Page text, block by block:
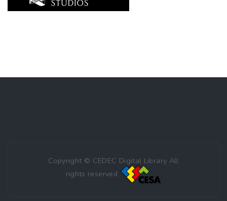
Copyright © CEDEC Digital Library All
rights reserved